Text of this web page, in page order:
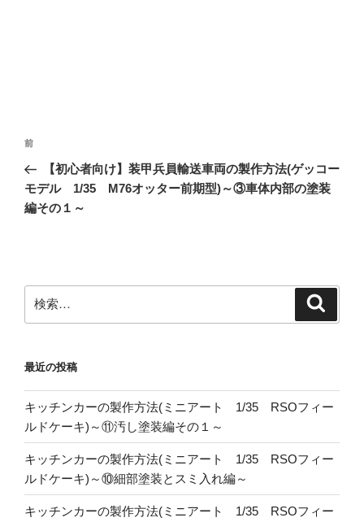
投
ナ
ビ
ョ
前
の
投
稿
前
【初心者向け】装甲兵員輸送車両の製作方法(ゲッコー
モデル 1/35 M76オッター前期型)～③車体内部の塗装
編その１～
索:
最近の投稿
キッチンカーの製作方法(ミニアート 1/35 RSOフィー
ルドケーキ)～⑪汚し塗装編その１～
キッチンカーの製作方法(ミニアート 1/35 RSOフィー
ルドケーキ)～⑩細部塗装とスミ入れ編～
キッチンカーの製作方法(ミニアート 1/35 RSOフィー